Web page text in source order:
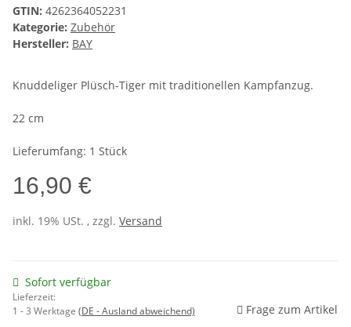
GTIN: 4262364052231
Kategorie: Zubehör
Hersteller: BAY
Knuddeliger Plüsch-Tiger mit traditionellen Kampfanzug.
22 cm
Lieferumfang: 1 Stück
16,90 €
inkl. 19% USt. , zzgl. Versand
Sofort verfügbar
Lieferzeit:
1 - 3 Werktage (DE - Ausland abweichend) Frage zum Artikel